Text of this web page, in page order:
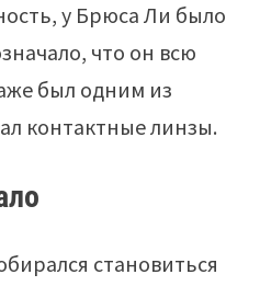
у Брюса Ли было
что он всю
был одним из
контактные линзы.
становиться